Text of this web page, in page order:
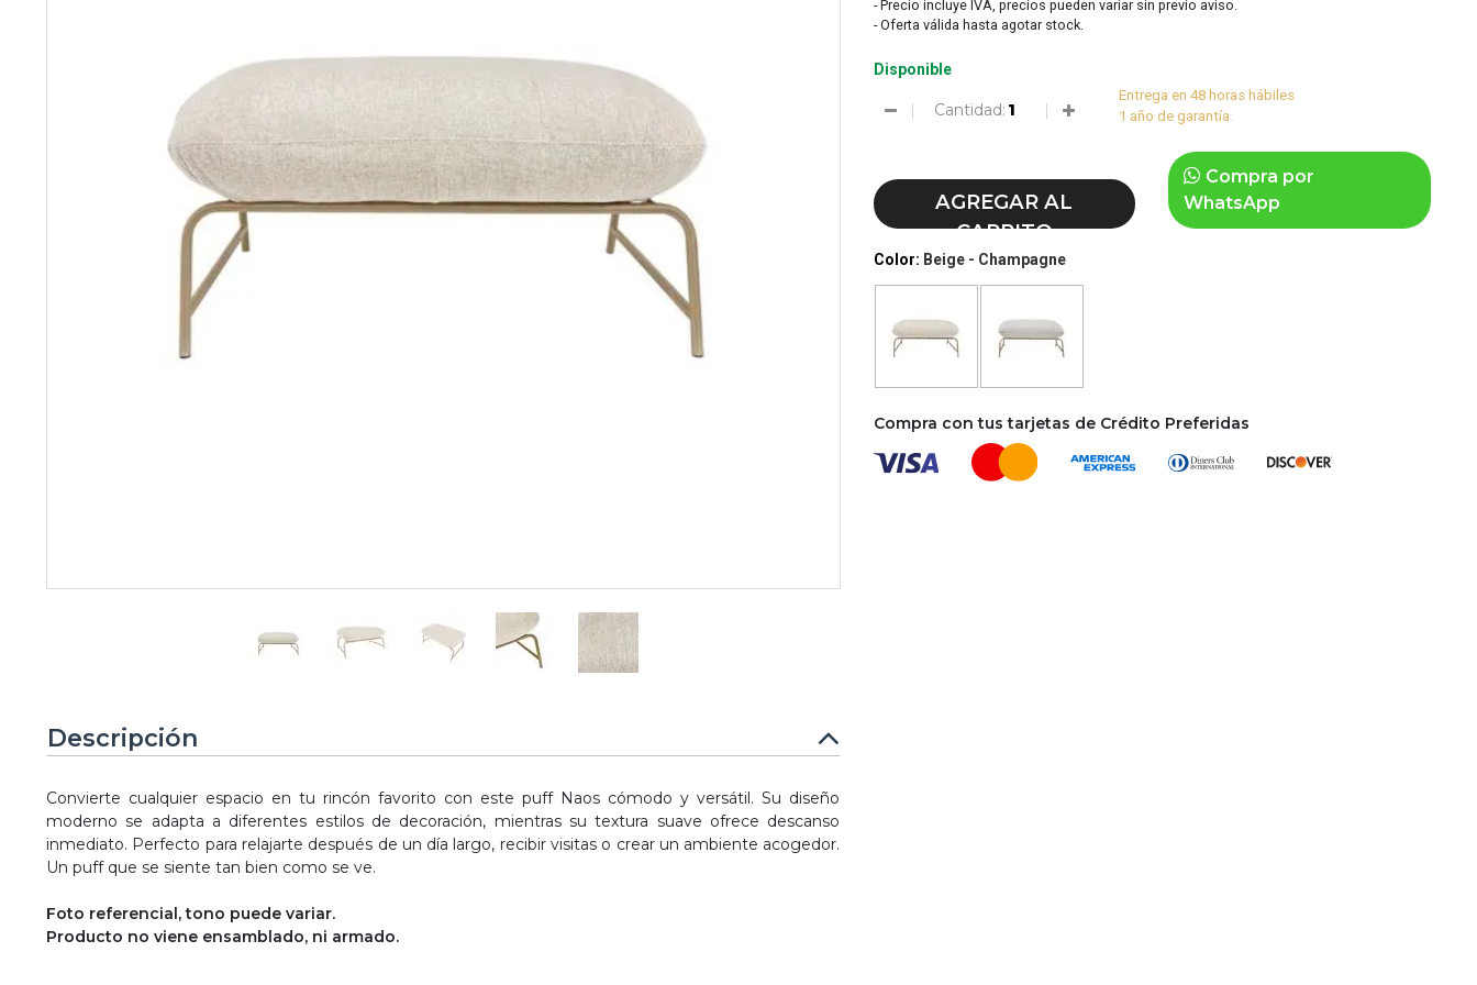
- Precio incluye IVA, precios pueden variar sin previo aviso.
- Oferta válida hasta agotar stock.
Disponible
Cantidad:
Entrega en 48 horas hábiles
1 año de garantía.
AGREGAR AL
CARRITO
Compra por
WhatsApp
Color: Beige - Champagne
Compra con tus tarjetas de Crédito Preferidas
Descripción
Convierte cualquier espacio en tu rincón favorito con este puff Naos cómodo y versátil. Su diseño
moderno se adapta a diferentes estilos de decoración, mientras su textura suave ofrece descanso
inmediato. Perfecto para relajarte después de un día largo, recibir visitas o crear un ambiente acogedor.
Un puff que se siente tan bien como se ve.
Foto referencial, tono puede variar.
Producto no viene ensamblado, ni armado.